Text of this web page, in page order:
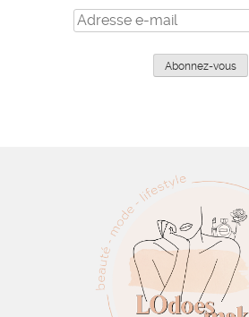
Adresse
e-
Abonnez-vous